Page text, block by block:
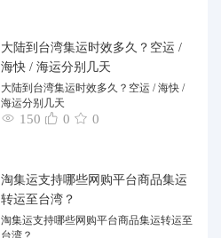
大陆到台湾集运时效多久？空运 /
海快 / 海运分别几天
大陆到台湾集运时效多久？空运 / 海快 /
海运分别几天
150 0 0
淘集运支持哪些网购平台商品集运
转运至台湾？
淘集运支持哪些网购平台商品集运转运至
台湾？